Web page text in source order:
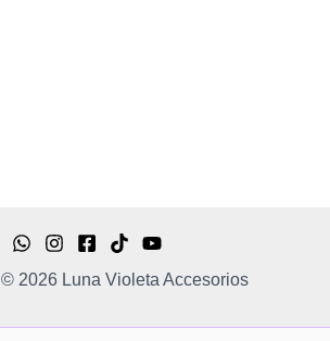
2026 Luna Violeta Accesorios